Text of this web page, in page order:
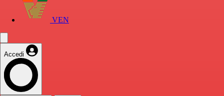
VEN
Accedi